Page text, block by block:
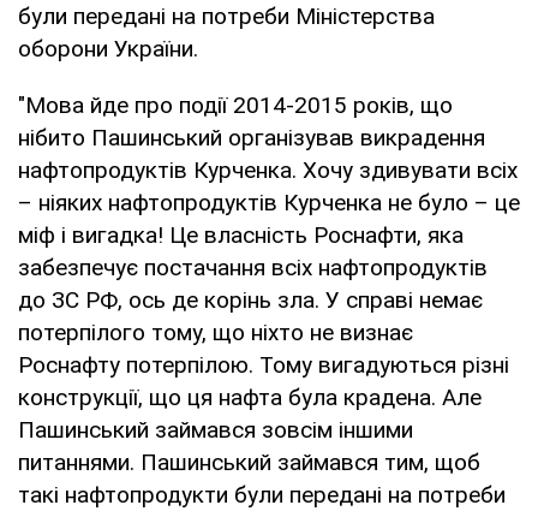
були передані на потреби Міністерства
оборони України.
"Мова йде про події 2014-2015 років, що
нібито Пашинський організував викрадення
нафтопродуктів Курченка. Хочу здивувати всіх
– ніяких нафтопродуктів Курченка не було – це
міф і вигадка! Це власність Роснафти, яка
забезпечує постачання всіх нафтопродуктів
до ЗС РФ, ось де корінь зла. У справі немає
потерпілого тому, що ніхто не визнає
Роснафту потерпілою. Тому вигадуються різні
конструкції, що ця нафта була крадена. Але
Пашинський займався зовсім іншими
питаннями. Пашинський займався тим, щоб
такі нафтопродукти були передані на потреби